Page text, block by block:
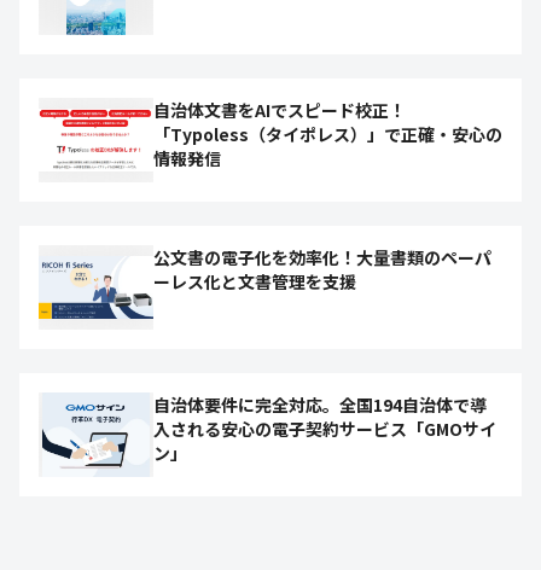
自治体文書をAIでスピード校正！
「Typoless（タイポレス）」で正確・安心の
情報発信
公文書の電子化を効率化！大量書類のペーパ
ーレス化と文書管理を支援
自治体要件に完全対応。全国194自治体で導
入される安心の電子契約サービス「GMOサイ
ン」